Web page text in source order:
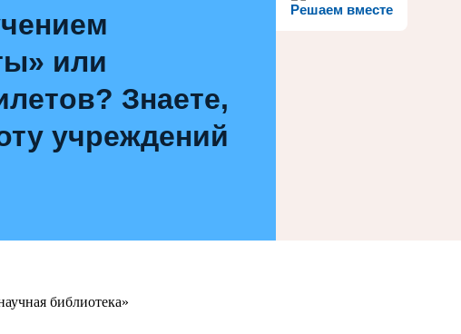
Решаем вместе
или
Знаете,
учреждений
библиотека»